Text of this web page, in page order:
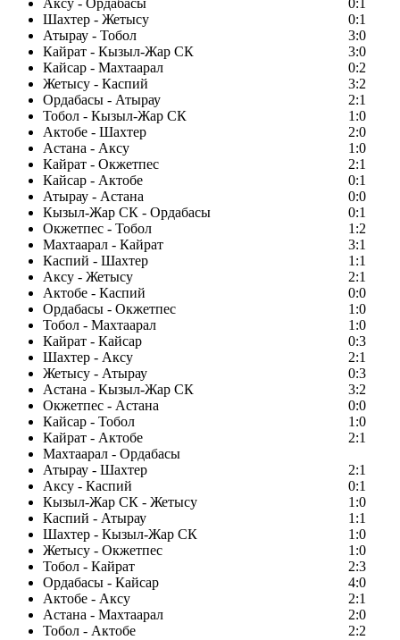
Аксу - Ордабасы
0:1
Шахтер - Жетысу
0:1
Атырау - Тобол
3:0
Кайрат - Кызыл-Жар СК
3:0
Кайсар - Махтаарал
0:2
Жетысу - Каспий
3:2
Ордабасы - Атырау
2:1
Тобол - Кызыл-Жар СК
1:0
Актобе - Шахтер
2:0
Астана - Аксу
1:0
Кайрат - Окжетпес
2:1
Кайсар - Актобе
0:1
Атырау - Астана
0:0
Кызыл-Жар СК - Ордабасы
0:1
Окжетпес - Тобол
1:2
Махтаарал - Кайрат
3:1
Каспий - Шахтер
1:1
Аксу - Жетысу
2:1
Актобе - Каспий
0:0
Ордабасы - Окжетпес
1:0
Тобол - Махтаарал
1:0
Кайрат - Кайсар
0:3
Шахтер - Аксу
2:1
Жетысу - Атырау
0:3
Астана - Кызыл-Жар СК
3:2
Окжетпес - Астана
0:0
Кайсар - Тобол
1:0
Кайрат - Актобе
2:1
Махтаарал - Ордабасы
Атырау - Шахтер
2:1
Аксу - Каспий
0:1
Кызыл-Жар СК - Жетысу
1:0
Каспий - Атырау
1:1
Шахтер - Кызыл-Жар СК
1:0
Жетысу - Окжетпес
1:0
Тобол - Кайрат
2:3
Ордабасы - Кайсар
4:0
Актобе - Аксу
2:1
Астана - Махтаарал
2:0
Тобол - Актобе
2:2